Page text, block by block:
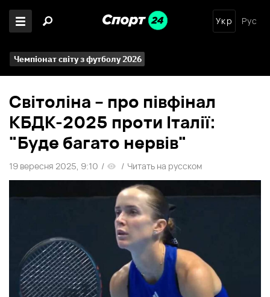
Укр Рус
Чемпіонат світу з футболу 2026
Світоліна – про півфінал
КБДК-2025 проти Італії:
"Буде багато нервів"
19 вересня 2025, 9:10 / / Читать на русском